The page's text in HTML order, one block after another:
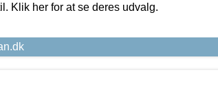
Klik her for at se deres udvalg.